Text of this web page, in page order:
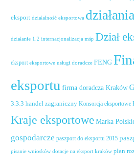
eksport działalność eksportowa
działanie 1.2 internacjonalizacja mśp Dział
eksport eksportowe usługi doradcze FENG
eksportu firma doradcza Kraków
3.3.3 handel zagraniczny Konsorcja eksportowe
Kraje eksportowe Marka
gospodarcze paszport do eksportu 2015
pisanie wniosków dotacje na eksport kraków plan